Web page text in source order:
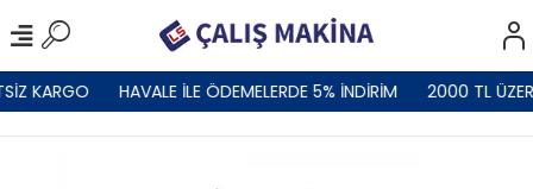
KARGO HAVALE İLE ÖDEMELERDE 5% İNDİRİM 2000 TL